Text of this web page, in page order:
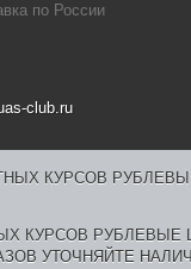
по России
club.ru
КУРСОВ
УТОЧНЯЙТЕ